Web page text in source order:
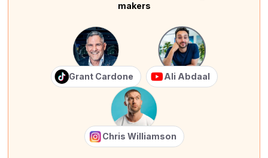
makers
Grant Cardone Ali Abdaal
Chris Williamson